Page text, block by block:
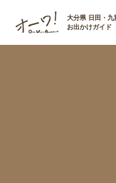
大分県 日田・九
お出かけガイド